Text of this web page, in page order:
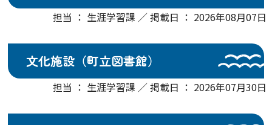
担当 ： 生涯学習課 ／ 掲載日 ： 2026年08月07日
文化施設（町立図書館）
担当 ： 生涯学習課 ／ 掲載日 ： 2026年07月30日